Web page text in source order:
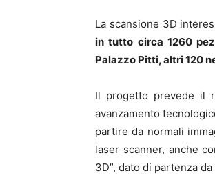
La scansione 3D
in tutto circa 1260
Palazzo Pitti, altri 120
Il progetto prevede il
avanzamento
partire da normali
laser scanner, anche
3D”, dato di partenza